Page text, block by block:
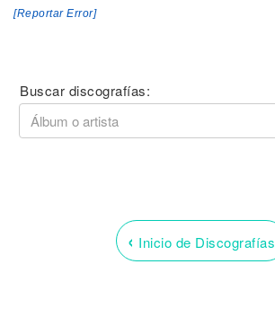
[Reportar Error]
Buscar discografías:
‹ Inicio de Discografías